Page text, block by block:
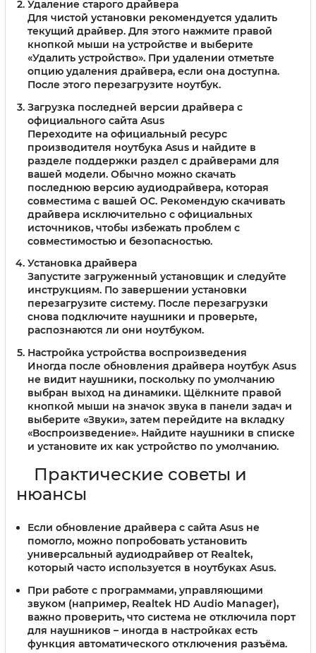
Удаление старого драйвера
Для чистой установки рекомендуется удалить
текущий драйвер. Для этого нажмите правой
кнопкой мыши на устройстве и выберите
«Удалить устройство». При удалении отметьте
опцию удаления драйвера, если она доступна.
После этого перезагрузите ноутбук.
Загрузка последней версии драйвера с
официального сайта Asus
Переходите на официальный ресурс
производителя ноутбука Asus и найдите в
разделе поддержки раздел с драйверами для
вашей модели. Обычно можно скачать
последнюю версию аудиодрайвера, которая
совместима с вашей ОС. Рекомендую скачивать
драйвера исключительно с официальных
источников, чтобы избежать проблем с
совместимостью и безопасностью.
Установка драйвера
Запустите загруженный установщик и следуйте
инструкциям. По завершении установки
перезагрузите систему. После перезагрузки
снова подключите наушники и проверьте,
распознаются ли они ноутбуком.
Настройка устройства воспроизведения
Иногда после обновления драйвера ноутбук Asus
не видит наушники, поскольку по умолчанию
выбран выход на динамики. Щёлкните правой
кнопкой мыши на значок звука в панели задач и
выберите «Звуки», затем перейдите на вкладку
«Воспроизведение». Найдите наушники в списке
и установите их как устройство по умолчанию.
Практические советы и
нюансы
Если обновление драйвера с сайта Asus не
помогло, можно попробовать установить
универсальный аудиодрайвер от Realtek,
который часто используется в ноутбуках Asus.
При работе с программами, управляющими
звуком (например, Realtek HD Audio Manager),
важно проверить, что система не отключила порт
для наушников – иногда в настройках есть
функция автоматического отключения разъёма.